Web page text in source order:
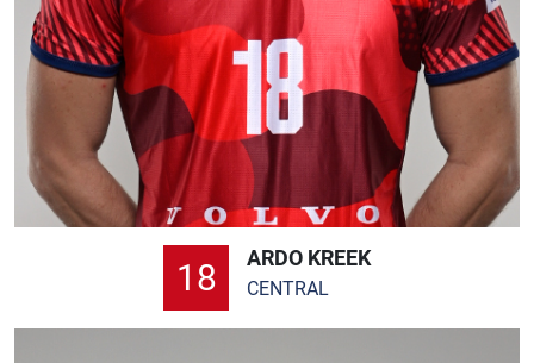
18 ARDO KREEK
CENTRAL